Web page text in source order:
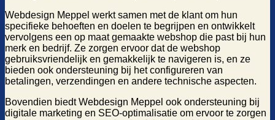
Webdesign Meppel werkt samen met de klant om hun
specifieke behoeften en doelen te begrijpen en ontwikkelt
vervolgens een op maat gemaakte webshop die past bij hun
merk en bedrijf. Ze zorgen ervoor dat de webshop
gebruiksvriendelijk en gemakkelijk te navigeren is, en ze
bieden ook ondersteuning bij het configureren van
betalingen, verzendingen en andere technische aspecten.
Bovendien biedt Webdesign Meppel ook ondersteuning bij
digitale marketing en SEO-optimalisatie om ervoor te zorgen